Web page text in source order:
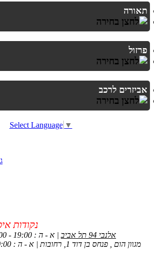
תאורה
פרזול
אביזרים לרכב
Select Language ▼
נקודות
אלנבי 94 תל אביב
| א - ה : 19:00 - 10:00, ו : 14:00 - 10:00